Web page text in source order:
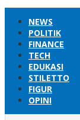
NEWS
POLITIK
FINANCE
TECH
EDUKASI
STILETTO
FIGUR
OPINI